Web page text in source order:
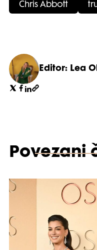
Chris Abbott
Editor: Lea
Povezani